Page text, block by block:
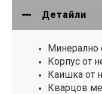
Детайли
Минерално
Корпус от
Каишка от
Кварцов